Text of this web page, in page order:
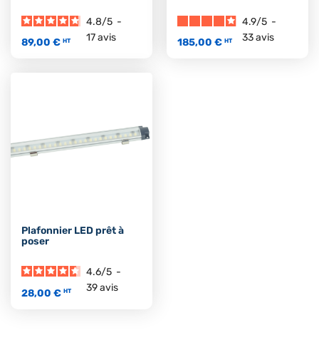
4.8/5 -
17avis
89,00 € HT
4.9/5 -
33avis
185,00 € HT
Plafonnier LED prêt à
poser
4.6/5 -
39avis
28,00 € HT